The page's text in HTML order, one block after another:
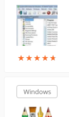
★★★★★
★★★★★
Windows